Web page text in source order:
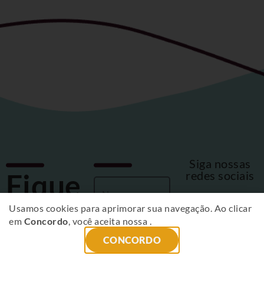
Fique
por
dentro
Siga nossas
redes sociais
CONCORDO
Usamos cookies para aprimorar sua navegação. Ao clicar
em Concordo, você aceita nossa .